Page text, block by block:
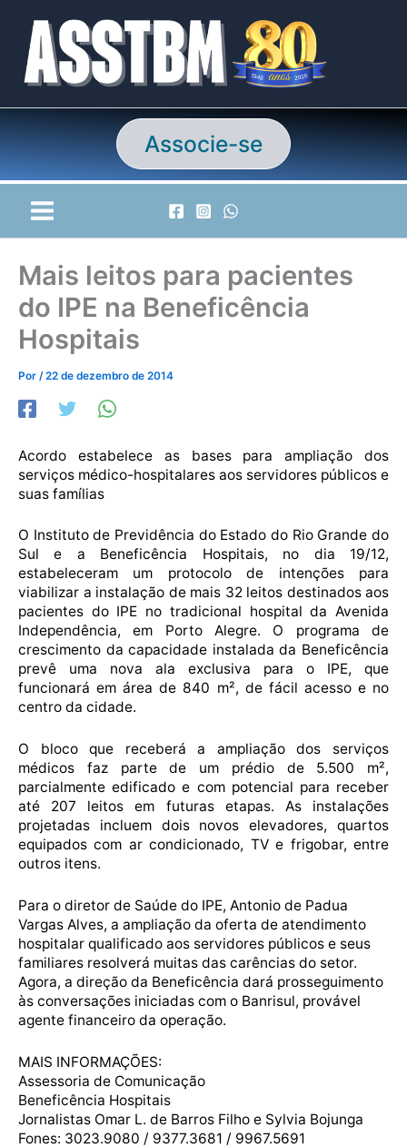
conteúdo
Associe-se
Mais leitos para pacientes
do IPE na Beneficência
Hospitais
Por /22 de dezembro de 2014
Acordo estabelece as bases para ampliação dos
serviços médico-hospitalares aos servidores públicos e
suas famílias
O Instituto de Previdência do Estado do Rio Grande do
Sul e a Beneficência Hospitais, no dia 19/12,
estabeleceram um protocolo de intenções para
viabilizar a instalação de mais 32 leitos destinados aos
pacientes do IPE no tradicional hospital da Avenida
Independência, em Porto Alegre. O programa de
crescimento da capacidade instalada da Beneficência
prevê uma nova ala exclusiva para o IPE, que
funcionará em área de 840 m², de fácil acesso e no
centro da cidade.
O bloco que receberá a ampliação dos serviços
médicos faz parte de um prédio de 5.500 m²,
parcialmente edificado e com potencial para receber
até 207 leitos em futuras etapas. As instalações
projetadas incluem dois novos elevadores, quartos
equipados com ar condicionado, TV e frigobar, entre
outros itens.
Para o diretor de Saúde do IPE, Antonio de Padua
Vargas Alves, a ampliação da oferta de atendimento
hospitalar qualificado aos servidores públicos e seus
familiares resolverá muitas das carências do setor.
Agora, a direção da Beneficência dará prosseguimento
às conversações iniciadas com o Banrisul, provável
agente financeiro da operação.
MAIS INFORMAÇÕES:
Assessoria de Comunicação
Beneficência Hospitais
Jornalistas Omar L. de Barros Filho e Sylvia Bojunga
Fones: 3023.9080 / 9377.3681 / 9967.5691